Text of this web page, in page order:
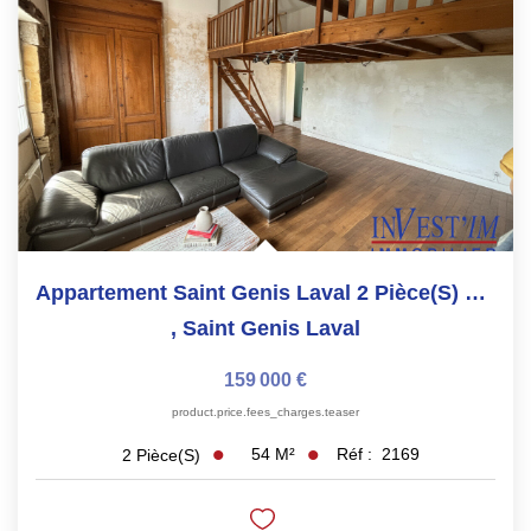
Appartement Saint Genis Laval 2 Pièce(s) 54 M2
, Saint Genis Laval
159 000 €
product.price.fees_charges.teaser
2 Pièce(s) 54 M² Réf : 2169